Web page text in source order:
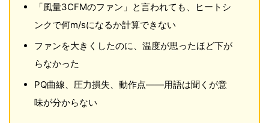
「風量3CFMのファン」と言われても、ヒートシ
ンクで何m/sになるか計算できない
ファンを大きくしたのに、温度が思ったほど下が
らなかった
PQ曲線、圧力損失、動作点——用語は聞くが意
味が分からない